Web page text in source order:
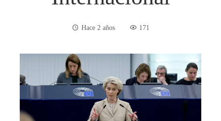
Hace 2 años 171